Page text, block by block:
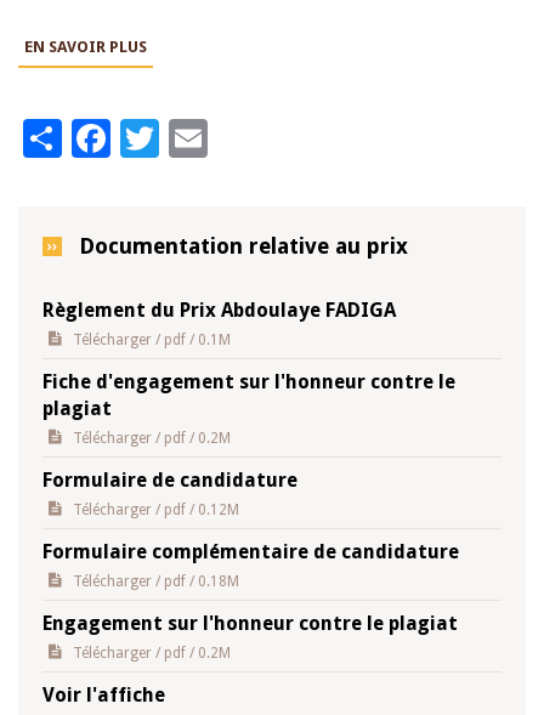
EN SAVOIR PLUS
ShareFacebook
Twitter
Documentation relative au prix
Règlement du Prix Abdoulaye FADIGA
Télécharger / pdf / 0.1M
Fiche d'engagement sur l'honneur contre le
plagiat
Télécharger / pdf / 0.2M
Formulaire de candidature
Télécharger / pdf / 0.12M
Formulaire complémentaire de candidature
Télécharger / pdf / 0.18M
Engagement sur l'honneur contre le plagiat
Télécharger / pdf / 0.2M
Voir l'affiche